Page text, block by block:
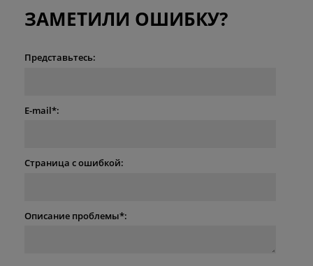
ЗАМЕТИЛИ ОШИБКУ?
Представьтесь:
E-mail*:
Страница с ошибкой:
Описание проблемы*: